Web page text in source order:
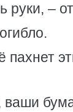
–
пахнет